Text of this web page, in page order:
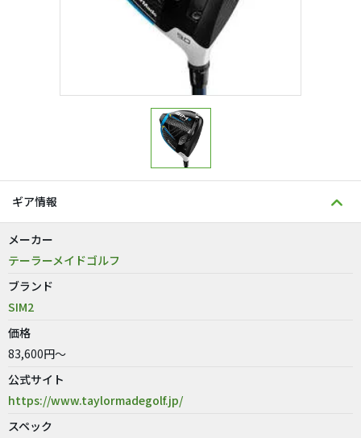
ギア情報
メーカー
テーラーメイドゴルフ
ブランド
SIM2
価格
83,600円～
公式サイト
https://www.taylormadegolf.jp/
スペック